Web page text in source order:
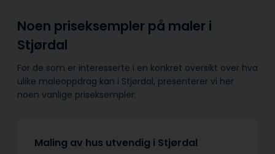
Noen priseksempler på maler i
Stjørdal
For de som er interesserte i en konkret oversikt over hva
ulike maleoppdrag kan i Stjørdal, presenterer vi her
noen vanlige priseksempler:
Maling av hus utvendig i Stjørdal